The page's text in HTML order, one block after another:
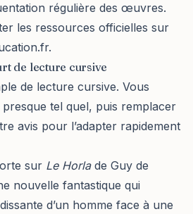
régulière des œuvres.
les ressources officielles sur
.
de lecture cursive
de lecture cursive. Vous
tel quel, puis remplacer
avis pour l’adapter rapidement
sur Le Horlade Guy de
nouvelle fantastique qui
d’un homme face à une